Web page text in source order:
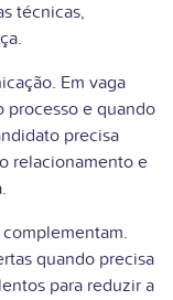
técnicas,
Em vaga
processo e quando
precisa
relacionamento e
quando precisa
para reduzir a